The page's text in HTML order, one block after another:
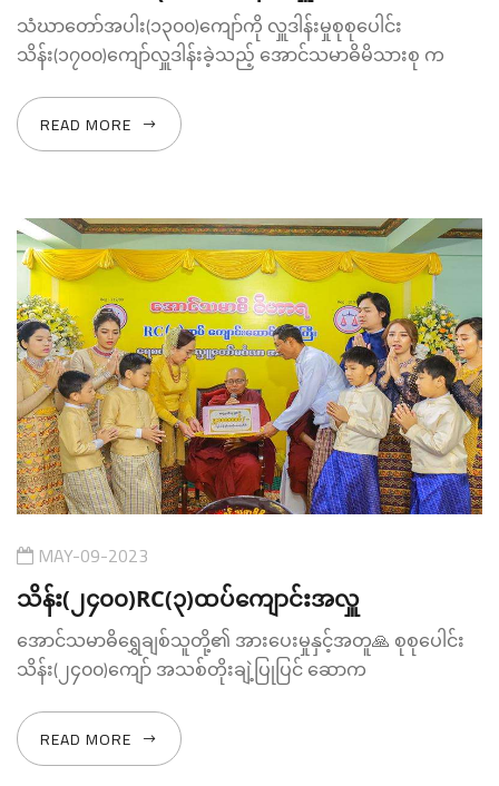
သံဃာတော်အပါး(၁၃၀၀)ကျော်ကို လှူဒါန်းမှုစုစုပေါင်း
သိန်း(၁၇၀၀)ကျော်လှူဒါန်းခဲ့သည့် အောင်သမာဓိမိသားစု က
READ MORE
MAY-09-2023
သိန်း(၂၄၀၀)RC(၃)ထပ်ကျောင်းအလှူ
အောင်သမာဓိရွှေချစ်သူတို့၏ အားပေးမှုနှင့်အတူ🙏 စုစုပေါင်း
သိန်း(၂၄၀၀)ကျော် အသစ်တိုးချဲ့ပြုပြင် ဆောက
READ MORE